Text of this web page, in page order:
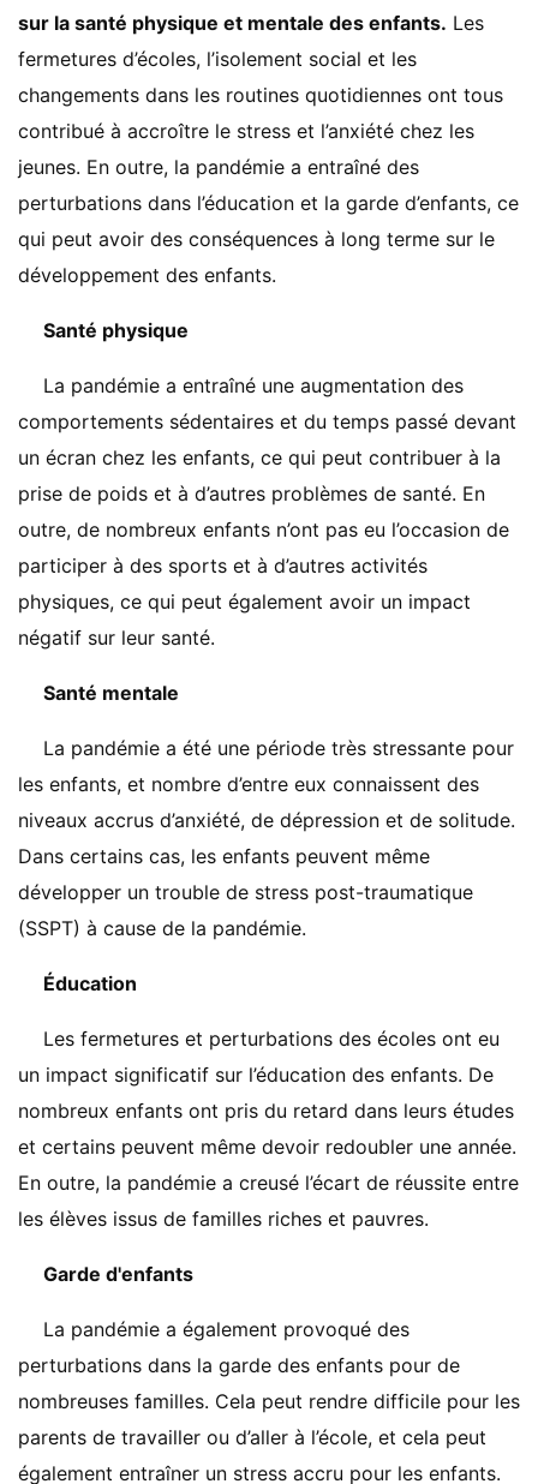
sur la santé physique et mentale des enfants. Les
fermetures d’écoles, l’isolement social et les
changements dans les routines quotidiennes ont tous
contribué à accroître le stress et l’anxiété chez les
jeunes. En outre, la pandémie a entraîné des
perturbations dans l’éducation et la garde d’enfants, ce
qui peut avoir des conséquences à long terme sur le
développement des enfants.
Santé physique
La pandémie a entraîné une augmentation des
comportements sédentaires et du temps passé devant
un écran chez les enfants, ce qui peut contribuer à la
prise de poids et à d’autres problèmes de santé. En
outre, de nombreux enfants n’ont pas eu l’occasion de
participer à des sports et à d’autres activités
physiques, ce qui peut également avoir un impact
négatif sur leur santé.
Santé mentale
La pandémie a été une période très stressante pour
les enfants, et nombre d’entre eux connaissent des
niveaux accrus d’anxiété, de dépression et de solitude.
Dans certains cas, les enfants peuvent même
développer un trouble de stress post-traumatique
(SSPT) à cause de la pandémie.
Éducation
Les fermetures et perturbations des écoles ont eu
un impact significatif sur l’éducation des enfants. De
nombreux enfants ont pris du retard dans leurs études
et certains peuvent même devoir redoubler une année.
En outre, la pandémie a creusé l’écart de réussite entre
les élèves issus de familles riches et pauvres.
Garde d'enfants
La pandémie a également provoqué des
perturbations dans la garde des enfants pour de
nombreuses familles. Cela peut rendre difficile pour les
parents de travailler ou d’aller à l’école, et cela peut
également entraîner un stress accru pour les enfants.